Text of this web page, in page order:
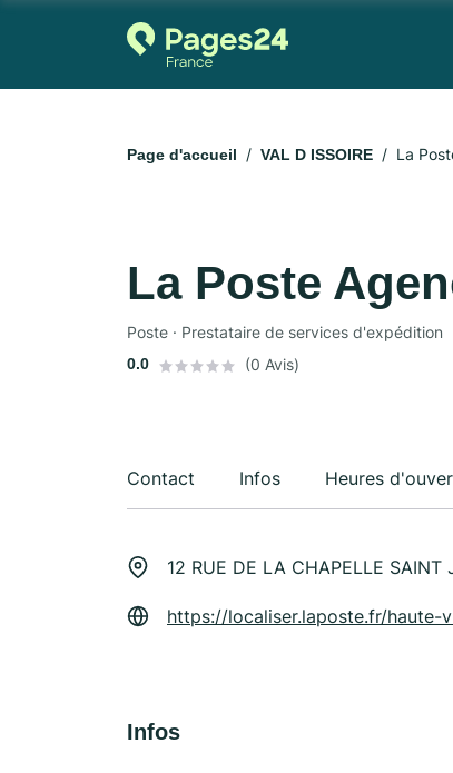
Page d'accueil VAL D ISSOIRE La
La Poste
Poste · Prestataire de services d'expédition
0.0 (0 Avis)
Contact Infos Heures
12 RUE DE LA CHAPELLE SAINT
https://localiser.laposte.fr/
Infos